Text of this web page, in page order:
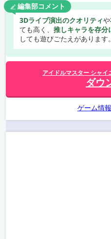
編集部コメント
3Dライブ演出のクオリティや
ても高く、 推しキャラを存分
しても遊びごたえがあります。
アイドルマスター シャ
ダウ
ゲーム情